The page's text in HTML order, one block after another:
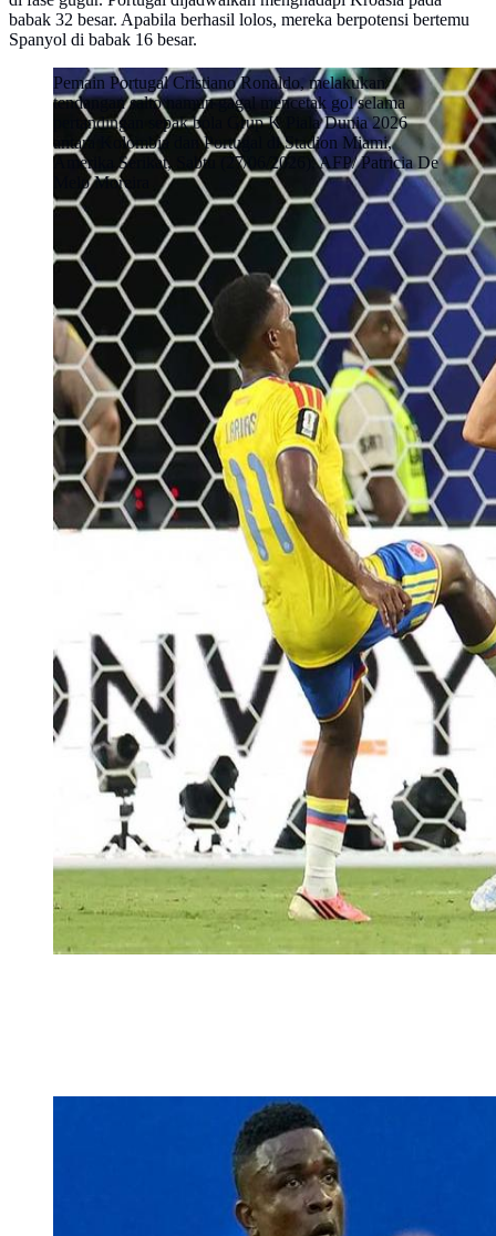
babak 32 besar. Apabila berhasil lolos, mereka berpotensi bertemu
Spanyol di babak 16 besar.
Pemain Portugal Cristiano Ronaldo, melakukan
tendangan salto namun gagal mencetak gol selama
pertandingan sepak bola Grup K Piala Dunia 2026
antara Kolombia dan Portugal di Stadion Miami,
Amerika Serikat, Sabtu (27/06/2026). AFP/ Patricia De
Melo Moreira